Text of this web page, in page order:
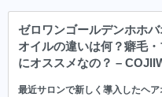
ゼロワンゴールデンホホ
オイルの違いは何？癖毛
にオススメなの？ –
最近サロンで新しく導入したヘ